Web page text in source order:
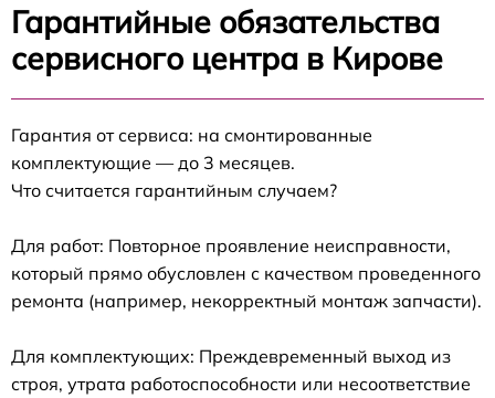
Гарантийные обязательства
сервисного центра в Кирове
Гарантия от сервиса: на смонтированные
комплектующие — до 3 месяцев.
Что считается гарантийным случаем?
Для работ: Повторное проявление неисправности,
который прямо обусловлен с качеством проведенного
ремонта (например, некорректный монтаж запчасти).
Для комплектующих: Преждевременный выход из
строя, утрата работоспособности или несоответствие